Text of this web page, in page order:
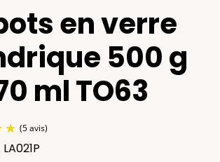
en verre
500 g
ml TO63